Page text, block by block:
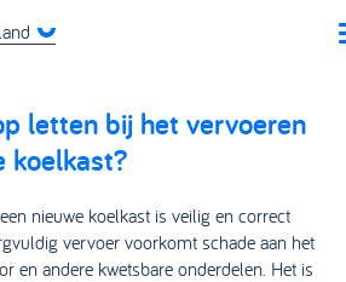
letten bij het vervoeren
koelkast?
nieuwe koelkast is veilig en correct
vervoer voorkomt schade aan het
en andere kwetsbare onderdelen. Het is